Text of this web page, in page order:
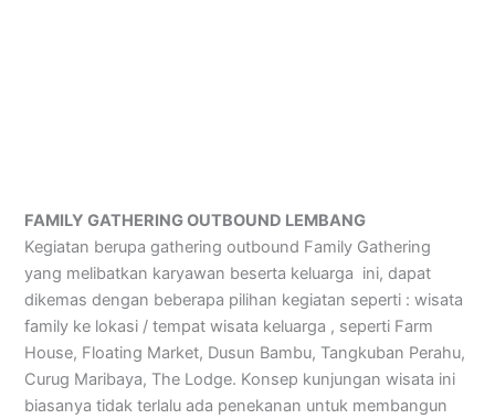
FAMILY GATHERING OUTBOUND LEMBANG
Kegiatan berupa gathering outbound Family Gathering
yang melibatkan karyawan beserta keluarga ini, dapat
dikemas dengan beberapa pilihan kegiatan seperti : wisata
family ke lokasi / tempat wisata keluarga , seperti Farm
House, Floating Market, Dusun Bambu, Tangkuban Perahu,
Curug Maribaya, The Lodge. Konsep kunjungan wisata ini
biasanya tidak terlalu ada penekanan untuk membangun